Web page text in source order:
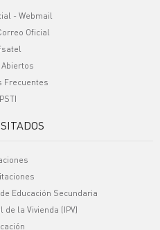
- Webmail
Oficial
Frecuentes
Educación Secundaria
la Vivienda (IPV)